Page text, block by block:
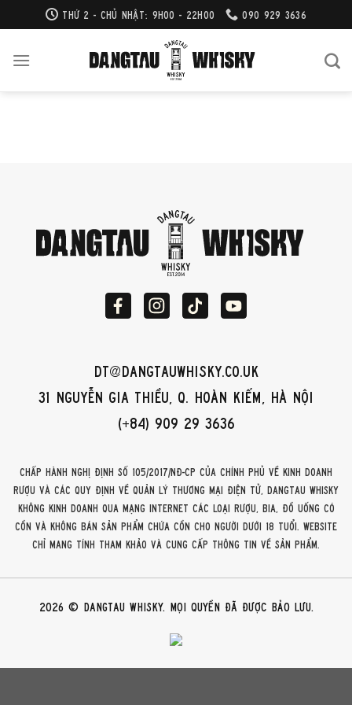
qua
dung
THỨ 2 - CHỦ NHẬT: 9H00 - 22H00 090 929 3636
dt@dangtauwhisky.co.uk
31 Nguyễn Gia Thiều, Q. Hoàn Kiếm, Hà Nội
(+84) 909 29 3636
Chấp hành Nghị định số 105/2017/NĐ-CP của Chính phủ về kinh doanh
rượu và các quy định về quản lý thương mại điện tử, DangTau Whisky
không kinh doanh qua mạng internet các loại rượu, bia, đồ uống có
cồn và không bán sản phẩm chứa cồn cho người dưới 18 tuổi. Website
chỉ mang tính tham khảo và cung cấp thông tin về sản phẩm.
2026 © DangTau Whisky. Mọi quyền đã được bảo lưu.